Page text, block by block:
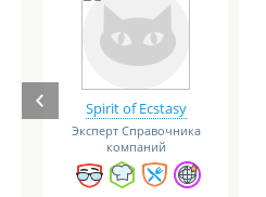
Spirit of Ecstasy
Эксперт Справочника
компаний